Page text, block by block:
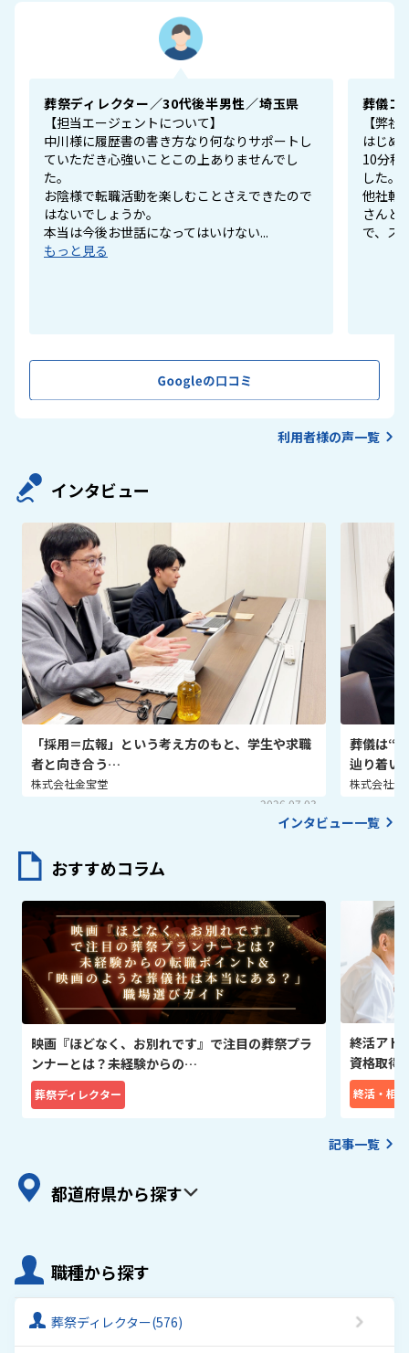
利用者様の声一覧
葬祭ディレクター／30代後半男性／埼玉県
【担当エージェントについて】
中川様に履歴書の書き方なり何なりサポートし
ていただき心強いことこの上ありませんでし
た。
お陰様で転職活動を楽しむことさえできたので
はないでしょうか。
本当は今後お世話になってはいけない...
もっと見る
葬儀コ
【弊
はじめ
10分程
した。
他社転
さんと
で、ス
インタビュー
インタビュー一覧
「採用＝広報」という考え方のもと、学生や求職
者と向き合う…
株式会社金宝堂
2026.07.03
葬儀は“
辿り着い
株式会社金
おすすめコラム
記事一覧
映画『ほどなく、お別れです』で注目の葬祭プラ
ンナーとは？未経験からの…
葬祭ディレクター
終活アド
資格取得
終活・相
都道府県から探す
職種から探す
葬祭ディレクター(576)